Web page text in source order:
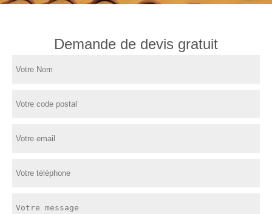
Demande de devis gratuit